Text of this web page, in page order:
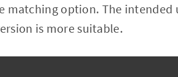
matching option. The intended
is more suitable.